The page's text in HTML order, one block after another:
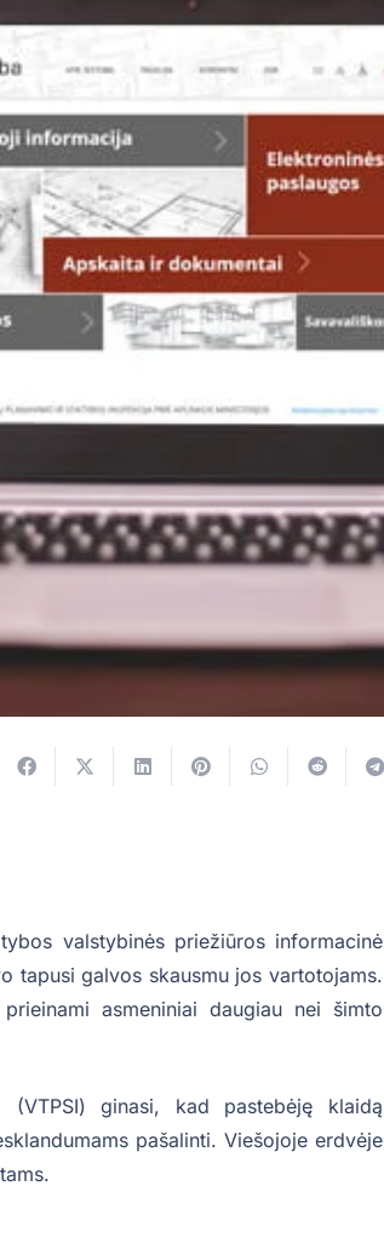
valstybinės priežiūros informacinė
tapusi galvos skausmu jos vartotojams.
asmeniniai daugiau nei šimto
ginasi, kad pastebėję klaidą
pašalinti. Viešojoje erdvėje